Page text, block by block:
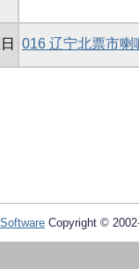
016 辽宁北票市喇
Copyright ©